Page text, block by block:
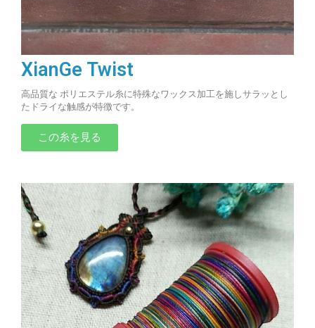
XianGe Twist
高品質な ポリエステル糸に特殊なワックス加工を施しサラッとし
たドライな触感が特徴です。
この糸を見る